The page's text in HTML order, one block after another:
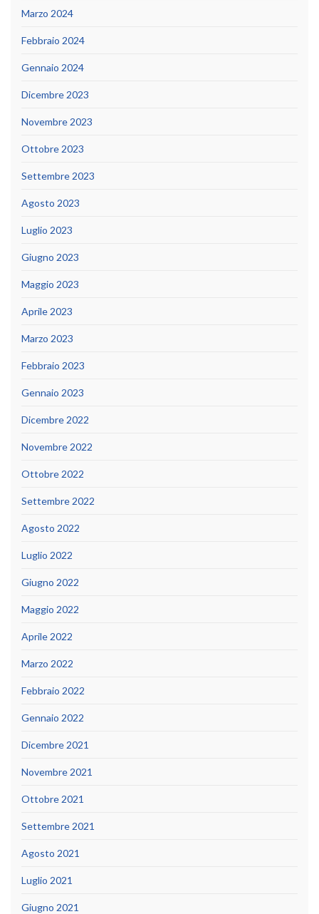
Marzo 2024
Febbraio 2024
Gennaio 2024
Dicembre 2023
Novembre 2023
Ottobre 2023
Settembre 2023
Agosto 2023
Luglio 2023
Giugno 2023
Maggio 2023
Aprile 2023
Marzo 2023
Febbraio 2023
Gennaio 2023
Dicembre 2022
Novembre 2022
Ottobre 2022
Settembre 2022
Agosto 2022
Luglio 2022
Giugno 2022
Maggio 2022
Aprile 2022
Marzo 2022
Febbraio 2022
Gennaio 2022
Dicembre 2021
Novembre 2021
Ottobre 2021
Settembre 2021
Agosto 2021
Luglio 2021
Giugno 2021